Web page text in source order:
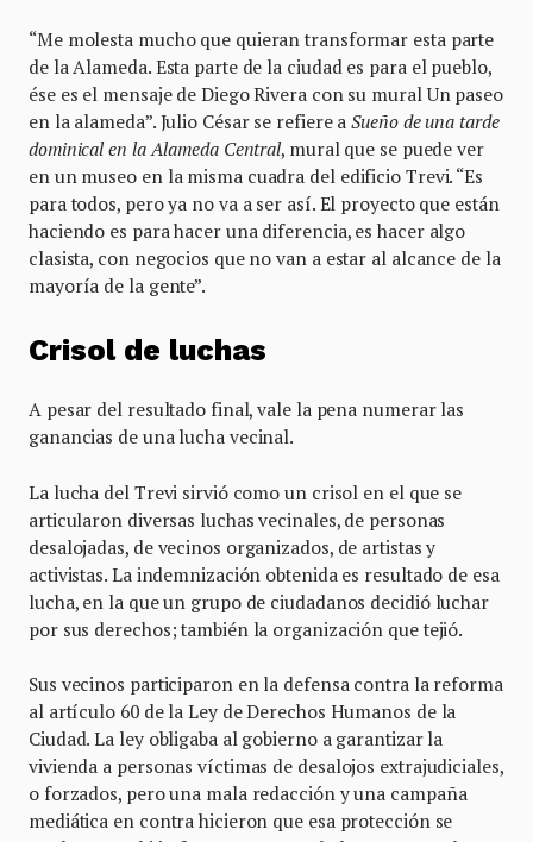
“Me molesta mucho que quieran transformar esta parte
de la Alameda. Esta parte de la ciudad es para el pueblo,
ése es el mensaje de Diego Rivera con su mural Un paseo
en la alameda”. Julio César se refiere aSueño de una tarde
dominical en la Alameda Central, mural que se puede ver
en un museo en la misma cuadra del edificio Trevi. “Es
para todos, pero ya no va a ser así. El proyecto que están
haciendo es para hacer una diferencia, es hacer algo
clasista, con negocios que no van a estar al alcance de la
mayoría de la gente”.
Crisol de luchas
A pesar del resultado final, vale la pena numerar las
ganancias de una lucha vecinal.
La lucha del Trevi sirvió como un crisol en el que se
articularon diversas luchas vecinales, de personas
desalojadas, de vecinos organizados, de artistas y
activistas. La indemnización obtenida es resultado de esa
lucha, en la que un grupo de ciudadanos decidió luchar
por sus derechos; también la organización que tejió.
Sus vecinos participaron en la defensa contra la reforma
al artículo 60 de la Ley de Derechos Humanos de la
Ciudad. La ley obligaba al gobierno a garantizar la
vivienda a personas víctimas de desalojos extrajudiciales,
o forzados, pero una mala redacción y una campaña
mediática en contra hicieron que esa protección se